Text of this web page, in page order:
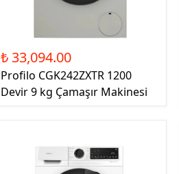
₺ 33,094.00
Profilo CGK242ZXTR 1200
Devir 9 kg Çamaşır Makinesi